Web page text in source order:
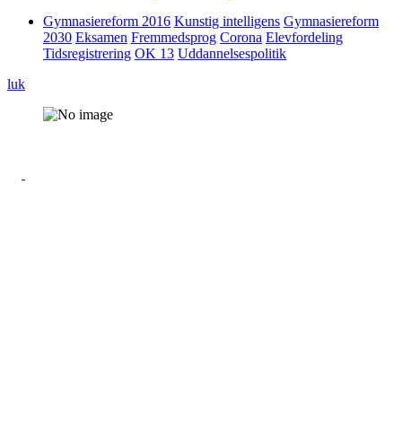
Gymnasiereform 2016 Kunstig intelligens Gymnasiereform
2030 Eksamen Fremmedsprog Corona Elevfordeling
Tidsregistrering OK 13 Uddannelsespolitik
luk